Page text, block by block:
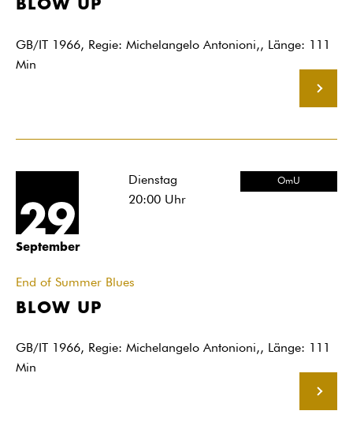
BLOW UP
GB/IT 1966, Regie: Michelangelo Antonioni,, Länge: 111
Min
29
September
Dienstag
20:00Uhr
OmU
End of Summer Blues
BLOW UP
GB/IT 1966, Regie: Michelangelo Antonioni,, Länge: 111
Min